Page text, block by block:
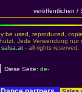
veröffentlichen /
be used, reproduced,
Jede Verwendung
salsa.at - all rights reserved.
Diese Seite: de-